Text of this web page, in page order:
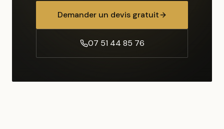
Demander un devis gratuit
07 51 44 85 76